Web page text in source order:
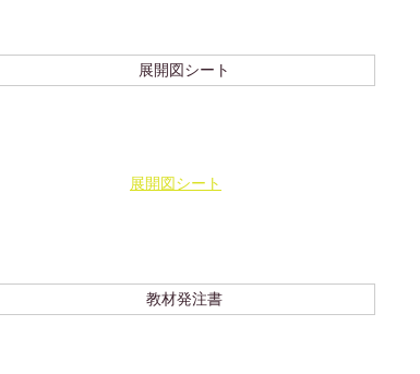
展開図シート